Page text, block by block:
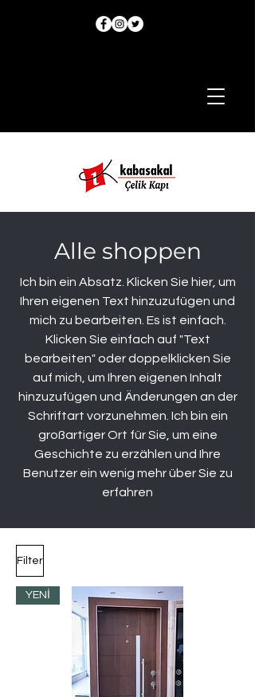
Alle shoppen
Ich bin ein Absatz. Klicken Sie hier, um
Ihren eigenen Text hinzuzufügen und
mich zu bearbeiten. Es ist einfach.
Klicken Sie einfach auf "Text
bearbeiten" oder doppelklicken Sie
auf mich, um Ihren eigenen Inhalt
hinzuzufügen und Änderungen an der
Schriftart vorzunehmen. Ich bin ein
großartiger Ort für Sie, um eine
Geschichte zu erzählen und Ihre
Benutzer ein wenig mehr über Sie zu
erfahren
Filter
YENİ